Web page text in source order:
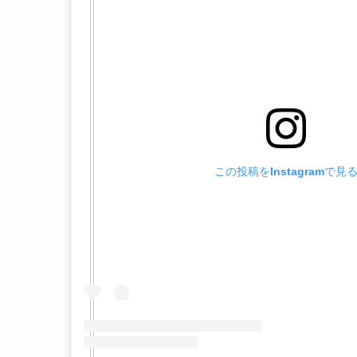
この投稿をInstagramで見る